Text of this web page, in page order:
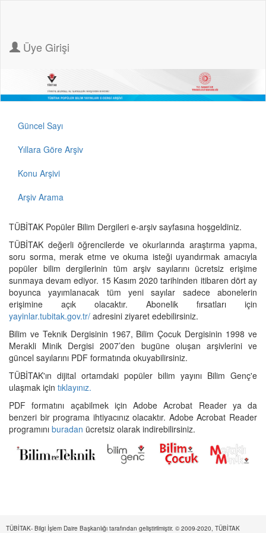
Üye Girişi
Güncel Sayı
Yıllara Göre Arşiv
Konu Arşivi
Arşiv Arama
TÜBİTAK Popüler Bilim Dergileri e-arşiv sayfasına hoşgeldiniz.
TÜBİTAK değerli öğrencilerde ve okurlarında araştırma yapma,
soru sorma, merak etme ve okuma isteği uyandırmak amacıyla
popüler bilim dergilerinin tüm arşiv sayılarını ücretsiz erişime
sunmaya devam ediyor. 15 Kasım 2020 tarihinden itibaren dört ay
boyunca yayımlanacak tüm yeni sayılar sadece abonelerin
erişimine açık olacaktır. Abonelik fırsatları için
yayinlar.tubitak.gov.tr/ adresini ziyaret edebilirsiniz.
Bilim ve Teknik Dergisinin 1967, Bilim Çocuk Dergisinin 1998 ve
Merakli Minik Dergisi 2007’den bugüne oluşan arşivlerini ve
güncel sayılarını PDF formatında okuyabilirsiniz.
TÜBİTAK'ın dijital ortamdaki popüler bilim yayını Bilim Genç'e
ulaşmak için tıklayınız.
PDF formatını açabilmek için Adobe Acrobat Reader ya da
benzeri bir programa ihtiyacınız olacaktır. Adobe Acrobat Reader
programını buradan ücretsiz olarak indirebilirsiniz.
TÜBİTAK- Bilgi İşlem Daire Başkanlığı tarafından geliştirilmiştir. © 2009-2020, TÜBİTAK